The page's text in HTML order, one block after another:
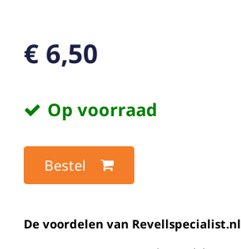
€ 6,50
Op voorraad
Bestel
De voordelen van Revellspecialist.nl